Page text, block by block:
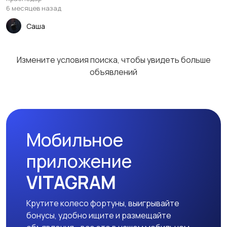
6 месяцев назад
Саша
Измените условия поиска, чтобы увидеть больше
объявлений
Мобильное
приложение
VITAGRAM
Крутите колесо фортуны, выигрывайте
бонусы, удобно ищите и размещайте